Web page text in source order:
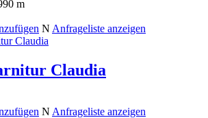
m
N Anfrageliste anzeigen
Claudia
N Anfrageliste anzeigen